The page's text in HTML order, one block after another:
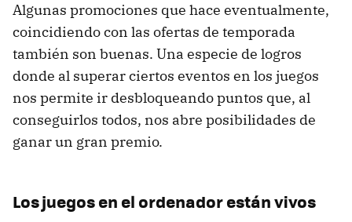
Algunas promociones que hace eventualmente,
coincidiendo con las ofertas de temporada
también son buenas. Una especie de logros
donde al superar ciertos eventos en los juegos
nos permite ir desbloqueando puntos que, al
conseguirlos todos, nos abre posibilidades de
ganar un gran premio.
Los juegos en el ordenador están vivos